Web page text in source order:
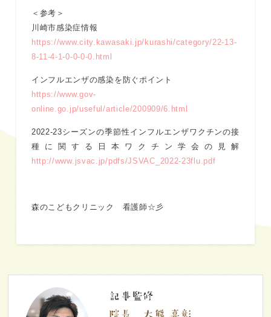
＜参考＞
川崎市感染症情報
https://www.city.kawasaki.jp/kurashi/category/22-13-
8-11-4-1-0-0-0-0.html
インフルエンザの感染を防ぐポイント
https://www.gov-
online.go.jp/useful/article/200909/6.html
2022-23シーズンの季節性インフルエンザワクチンの接
種に関する日本ワクチン学会の見解
http://www.jsvac.jp/pdfs/JSVAC_2022-23flu.pdf
森のこどもクリニック 看護師☆彡
記事監修
院長 大熊 喜彰